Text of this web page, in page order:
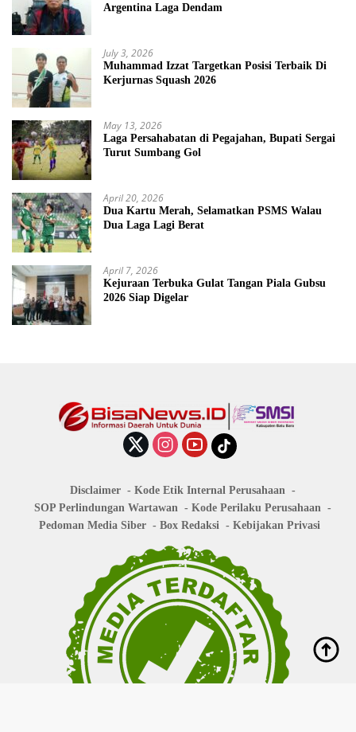
Argentina Laga Dendam
July 3, 2026
Muhammad Izzat Targetkan Posisi Terbaik Di
Kerjurnas Squash 2026
May 13, 2026
Laga Persahabatan di Pegajahan, Bupati Sergai
Turut Sumbang Gol
April 20, 2026
Dua Kartu Merah, Selamatkan PSMS Walau
Dua Laga Lagi Berat
April 7, 2026
Kejuraan Terbuka Gulat Tangan Piala Gubsu
2026 Siap Digelar
Disclaimer
Kode Etik Internal Perusahaan
SOP Perlindungan Wartawan
Kode Perilaku Perusahaan
Pedoman Media Siber
Box Redaksi Kebijakan Privasi